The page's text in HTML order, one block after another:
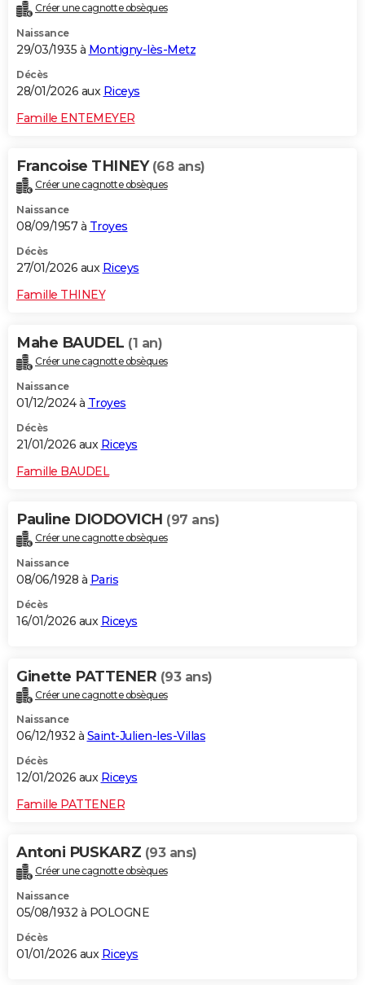
Créer une cagnotte obsèques
Naissance
29/03/1935 à Montigny-lès-Metz
Décès
28/01/2026 aux Riceys
Famille ENTEMEYER
Francoise THINEY (68 ans)
Créer une cagnotte obsèques
Naissance
08/09/1957 à Troyes
Décès
27/01/2026 aux Riceys
Famille THINEY
Mahe BAUDEL (1 an)
Créer une cagnotte obsèques
Naissance
01/12/2024 à Troyes
Décès
21/01/2026 aux Riceys
Famille BAUDEL
Pauline DIODOVICH (97 ans)
Créer une cagnotte obsèques
Naissance
08/06/1928 à Paris
Décès
16/01/2026 aux Riceys
Ginette PATTENER (93 ans)
Créer une cagnotte obsèques
Naissance
06/12/1932 à Saint-Julien-les-Villas
Décès
12/01/2026 aux Riceys
Famille PATTENER
Antoni PUSKARZ (93 ans)
Créer une cagnotte obsèques
Naissance
05/08/1932 à POLOGNE
Décès
01/01/2026 aux Riceys